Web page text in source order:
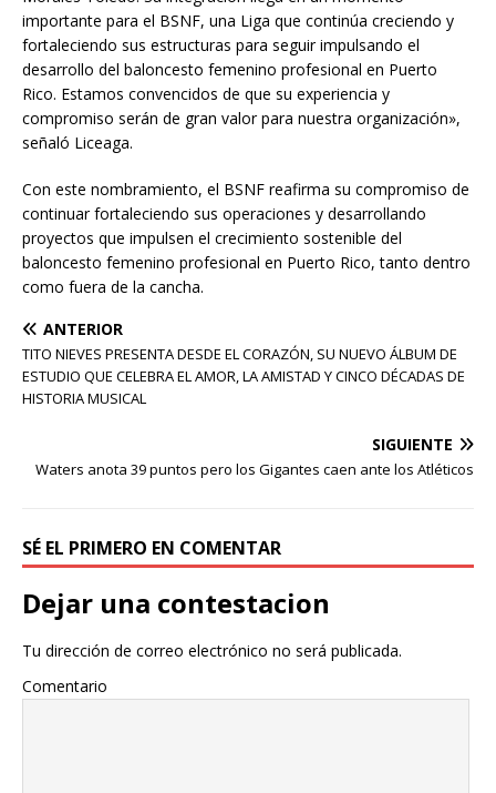
importante para el BSNF, una Liga que continúa creciendo y
fortaleciendo sus estructuras para seguir impulsando el
desarrollo del baloncesto femenino profesional en Puerto
Rico. Estamos convencidos de que su experiencia y
compromiso serán de gran valor para nuestra organización»,
señaló Liceaga.
Con este nombramiento, el BSNF reafirma su compromiso de
continuar fortaleciendo sus operaciones y desarrollando
proyectos que impulsen el crecimiento sostenible del
baloncesto femenino profesional en Puerto Rico, tanto dentro
como fuera de la cancha.
ANTERIOR
TITO NIEVES PRESENTA DESDE EL CORAZÓN, SU NUEVO ÁLBUM DE
ESTUDIO QUE CELEBRA EL AMOR, LA AMISTAD Y CINCO DÉCADAS DE
HISTORIA MUSICAL
SIGUIENTE
Waters anota 39 puntos pero los Gigantes caen ante los Atléticos
SÉ EL PRIMERO EN COMENTAR
Dejar una contestacion
Tu dirección de correo electrónico no será publicada.
Comentario